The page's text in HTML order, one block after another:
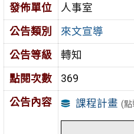
發佈單位
人事室
公告類別
來文宣導
公告等級
轉知
點閱次數
369
公告內容
課程計畫 (點